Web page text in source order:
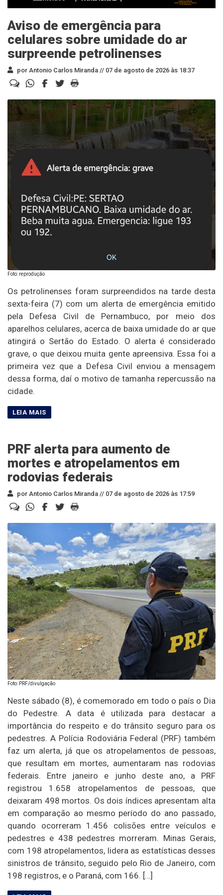
Aviso de emergência para
celulares sobre umidade do ar
surpreende petrolinenses
por Antonio Carlos Miranda // 07 de agosto de 2026 às 18:37
Foto: reprodução
Os petrolinenses foram surpreendidos na tarde desta
sexta-feira (7) com um alerta de emergência emitido
pela Defesa Civil de Pernambuco, por meio dos
aparelhos celulares, acerca de baixa umidade do ar que
atingirá o Sertão do Estado. O alerta é considerado
grave, o que deixou muita gente apreensiva. Essa foi a
primeira vez que a Defesa Civil enviou a mensagem
dessa forma, daí o motivo de tamanha repercussão na
cidade.
PRF alerta para aumento de
mortes e atropelamentos em
rodovias federais
por Antonio Carlos Miranda // 07 de agosto de 2026 às 17:59
Foto: PRF/divulgação
Neste sábado (8), é comemorado em todo o país o Dia
do Pedestre. A data é utilizada para destacar a
importância do respeito e do trânsito seguro para os
pedestres. A Polícia Rodoviária Federal (PRF) também
faz um alerta, já que os atropelamentos de pessoas,
que resultam em mortes, aumentaram nas rodovias
federais. Entre janeiro e junho deste ano, a PRF
registrou 1.658 atropelamentos de pessoas, que
deixaram 498 mortos. Os dois índices apresentam alta
em comparação ao mesmo período do ano passado,
quando ocorreram 1.456 colisões entre veículos e
pedestres e 438 pedestres morreram. Minas Gerais,
com 198 atropelamentos, lidera as estatísticas desses
sinistros de trânsito, seguido pelo Rio de Janeiro, com
198 registros, e o Paraná, com 166. […]